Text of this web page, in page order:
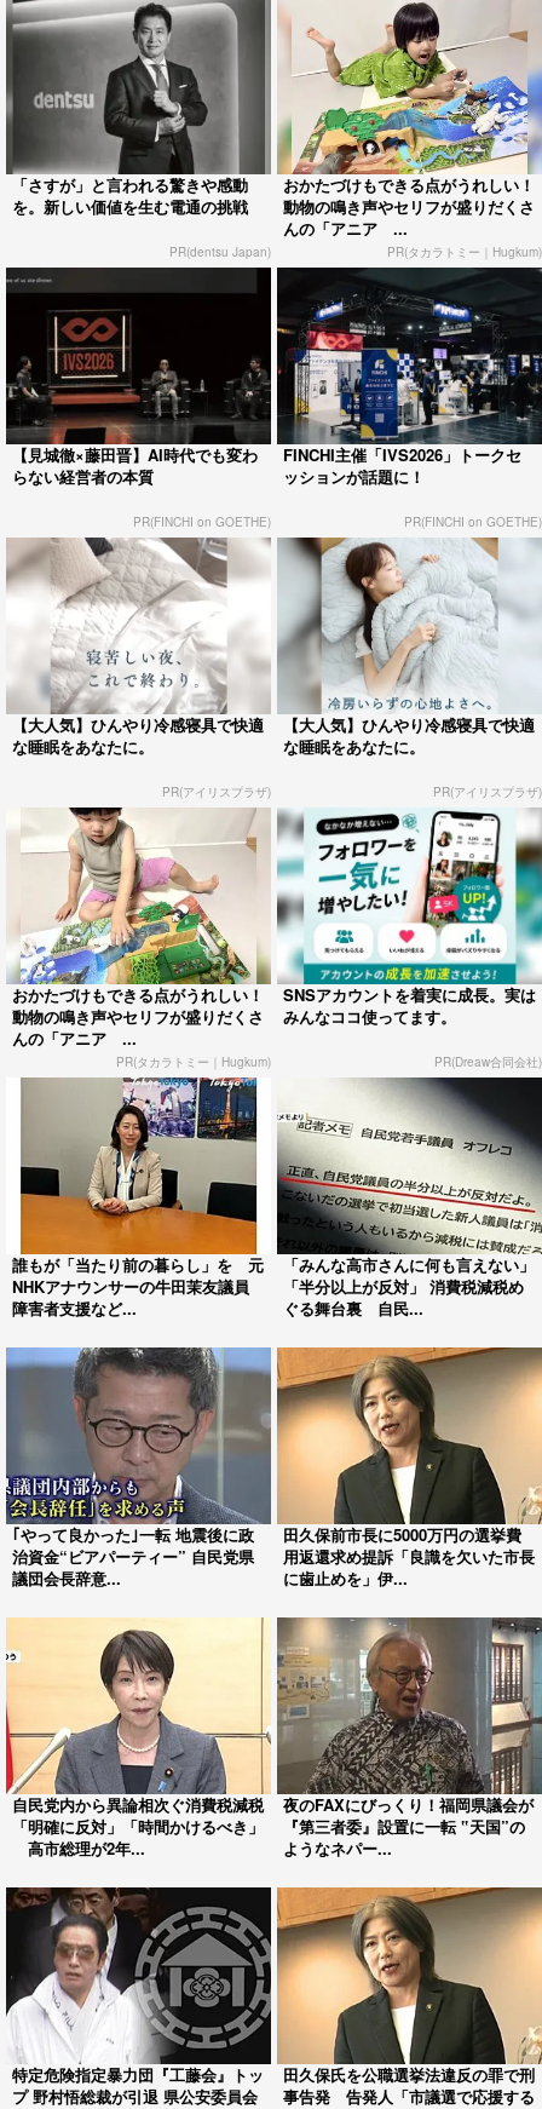
「さすが」と言われる驚きや感動
を。新しい価値を生む電通の挑戦
PR(dentsu Japan)
おかたづけもできる点がうれしい！
動物の鳴き声やセリフが盛りだくさ
んの「アニア ...
PR(タカラトミー｜Hugkum)
【見城徹×藤田晋】AI時代でも変わ
らない経営者の本質
PR(FINCHI on GOETHE)
FINCHI主催「IVS2026」トークセ
ッションが話題に！
PR(FINCHI on GOETHE)
【大人気】ひんやり冷感寝具で快適
な睡眠をあなたに。
PR(アイリスプラザ)
【大人気】ひんやり冷感寝具で快適
な睡眠をあなたに。
PR(アイリスプラザ)
おかたづけもできる点がうれしい！
動物の鳴き声やセリフが盛りだくさ
んの「アニア ...
PR(タカラトミー｜Hugkum)
SNSアカウントを着実に成長。実は
みんなココ使ってます。
PR(Dreaw合同会社)
誰もが「当たり前の暮らし」を 元
NHKアナウンサーの牛田茉友議員
障害者支援など...
「みんな高市さんに何も言えない」
「半分以上が反対」 消費税減税め
ぐる舞台裏 自民...
｢やって良かった｣一転 地震後に政
治資金“ビアパーティー” 自民党県
議団会長辞意...
田久保前市長に5000万円の選挙費
用返還求め提訴「良識を欠いた市長
に歯止めを」伊...
自民党内から異論相次ぐ消費税減税
「明確に反対」「時間かけるべき」
高市総理が2年...
夜のFAXにびっくり！福岡県議会が
『第三者委』設置に一転 ‟天国”の
ようなネパー...
特定危険指定暴力団『工藤会』トッ
プ 野村悟総裁が引退 県公安委員会
田久保氏を公職選挙法違反の罪で刑
事告発 告発人「市議選で応援する